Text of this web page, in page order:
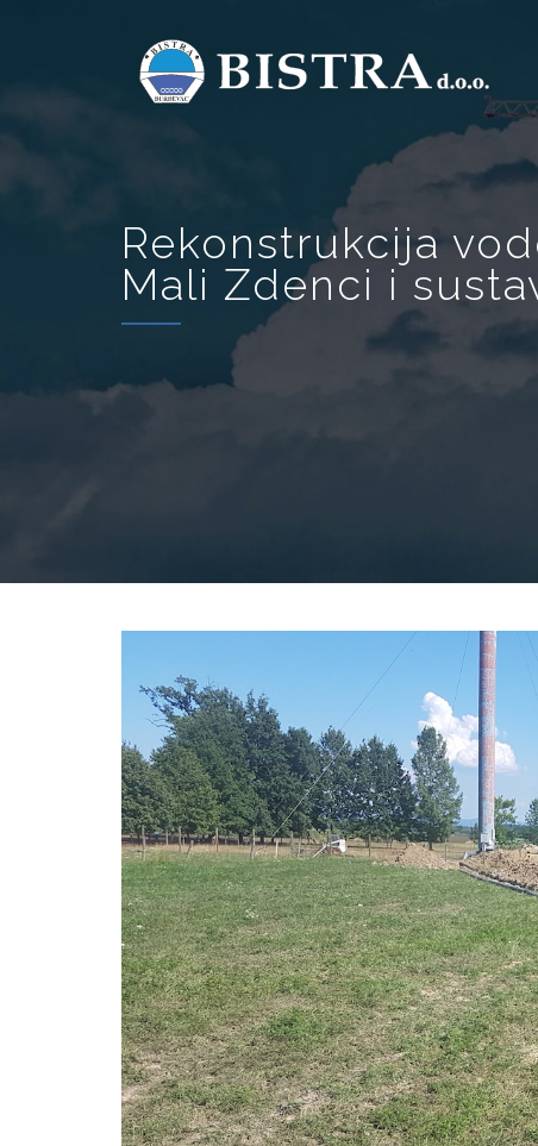
Rekonstrukcija
Mali Zdenci i